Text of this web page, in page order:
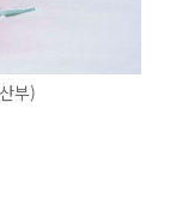
부)